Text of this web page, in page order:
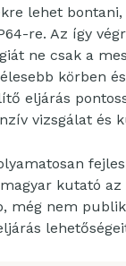
lehet
re. Az így
ne csak a
körben
eljárás
vizsgálat és
kutató
még nem